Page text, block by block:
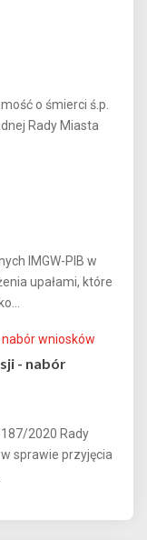
o śmierci ś.p.
Rady Miasta
IMGW-PIB w
upałami, które
- nabór
187/2020 Rady
sprawie przyjęcia